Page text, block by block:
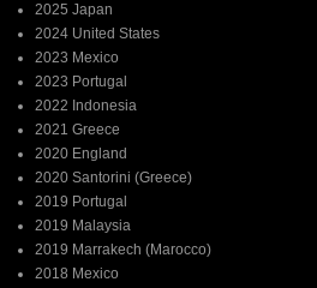
2025 Japan
2024 United States
2023 Mexico
2023 Portugal
2022 Indonesia
2021 Greece
2020 England
2020 Santorini (Greece)
2019 Portugal
2019 Malaysia
2019 Marrakech (Marocco)
2018 Mexico